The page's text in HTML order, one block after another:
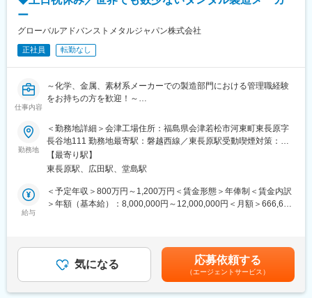
供先も幅広く、自動車、航空宇宙、医療、通信、コンシューマ、
に自動車向けにおいては、売上の27％を占めており、当社の得意
変更の範囲：会社の定める業務
ー
グローバルアドバンストメタルジャパン株式会社
正社員 転勤なし
仕事内容
～化学、金属、素材系メーカーでの製造部門における管理職経験
をお持ちの方を歓迎！～
タル粉末」／グローバルリーディングカンパニー■□
■タンタルとは：
非常に優れた耐食性、高い融点、そして優れた蓄電能力を持つレ
アメタル（希少金属）です。
スマートフォンなどの電子機器に不可欠な素材であるほか医療用
インプラントや航空宇宙部品など
生産部長候補として、製造工程の管理などをご担当いただきま
す。
入社後は、数年かけて当社の製造工程の全体像を把握して頂きま
勤務地
＜勤務地詳細＞会津工場住所：福島県会津若松市河東町東長原字
長谷地111 勤務地最寄駅：磐越西線／東長原駅受動喫煙対策：敷
地内喫煙可能場所あり変更の範囲：会社の定める事業所
【最寄り駅】
東長原駅、広田駅、堂島駅
給与
＜予定年収＞800万円～1,200万円＜賃金形態＞年俸制＜賃金内訳
＞年額（基本給）：8,000,000円～12,000,000円＜月額＞666,666
特別ボーナス追加支給の可能性あり賃金はあくまでも目安の金額
であり、選考を通じて上下する可能性があります。月給(月額)は固
定手当を含めた表記です。
気になる 応募依頼する
（エージェントサービス）